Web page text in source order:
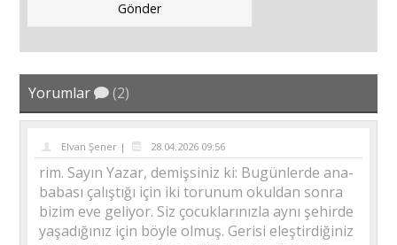
Yorumlar (2)
Elvan Şener | 28.04.2026 09:56
rim. Sayın Yazar, demişsiniz ki: Bugünlerde ana-
babası çalıştığı için iki torunum okuldan sonra
bizim eve geliyor. Siz çocuklarınızla aynı şehirde
yaşadığınız için böyle olmuş. Gerisi eleştirdiğiniz